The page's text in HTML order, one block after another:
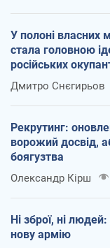
У полоні власних
стала головною
російських
Дмитро Снєгирьов
Рекрутинг:
ворожий досвід,
боягузтва
Олександр Кірш
Ні зброї, ні
нову армію